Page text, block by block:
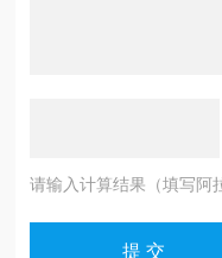
请输入计算结果（填写阿